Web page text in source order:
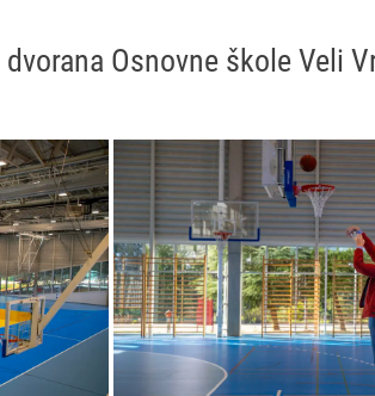
Osnovne škole Veli